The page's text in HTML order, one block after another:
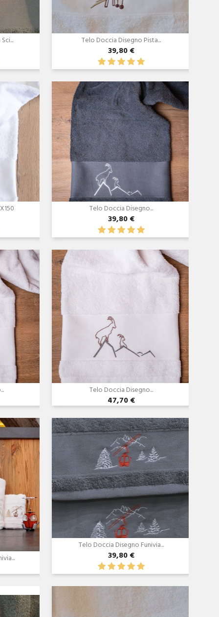
Telo Doccia Disegno Pista...
39,80 €
Anteprima
Telo Doccia Disegno...
39,80 €
Anteprima
Telo Doccia Disegno...
47,70 €
Anteprima
Telo Doccia Disegno Funivia...
39,80 €
Anteprima